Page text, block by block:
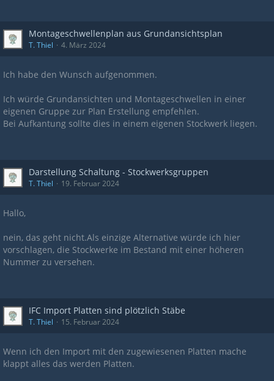
Montageschwellenplan aus Grundansichtsplan
T. Thiel 4. März 2024
Ich habe den Wunsch aufgenommen.
Ich würde Grundansichten und Montageschwellen in einer
eigenen Gruppe zur Plan Erstellung empfehlen.
Bei Aufkantung sollte dies in einem eigenen Stockwerk liegen.
Darstellung Schaltung - Stockwerksgruppen
T. Thiel 19. Februar 2024
Hallo,
nein, das geht nicht.Als einzige Alternative würde ich hier
vorschlagen, die Stockwerke im Bestand mit einer höheren
Nummer zu versehen.
IFC Import Platten sind plötzlich Stäbe
T. Thiel 15. Februar 2024
Wenn ich den Import mit den zugewiesenen Platten mache
klappt alles das werden Platten.